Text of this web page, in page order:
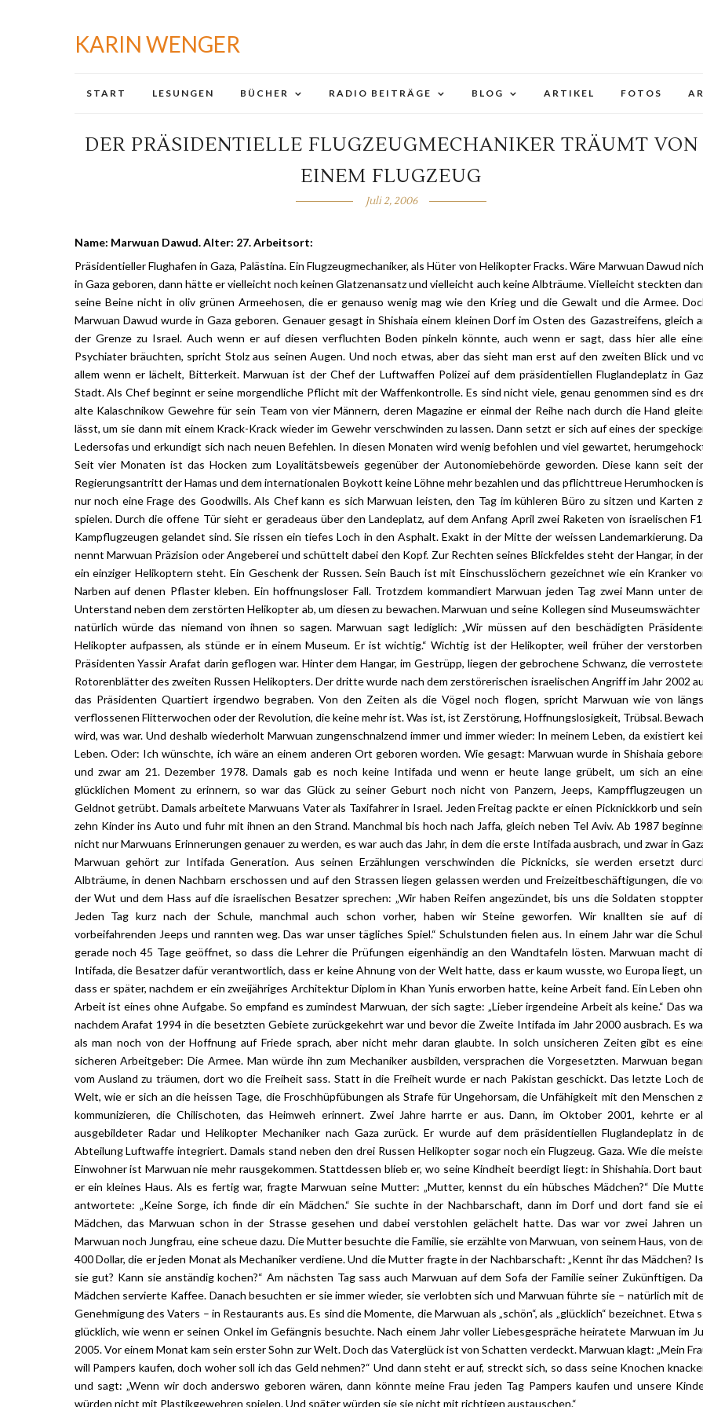
KARIN WENGER
START LESUNGEN BÜCHER RADIO BEITRÄGE BLOG ARTIKEL FOTOS
DER PRÄSIDENTIELLE FLUGZEUGMECHANIKER TRÄUMT VON
EINEM FLUGZEUG
Juli 2, 2006
Name: Marwuan Dawud. Alter: 27. Arbeitsort:
Präsidentieller Flughafen in Gaza, Palästina. Ein Flugzeugmechaniker, als Hüter von Helikopter Fracks. Wäre Marwuan Dawud
in Gaza geboren, dann hätte er vielleicht noch keinen Glatzenansatz und vielleicht auch keine Albträume. Vielleicht steckten
seine Beine nicht in oliv grünen Armeehosen, die er genauso wenig mag wie den Krieg und die Gewalt und die Armee.
Marwuan Dawud wurde in Gaza geboren. Genauer gesagt in Shishaia einem kleinen Dorf im Osten des Gazastreifens, gleich
der Grenze zu Israel. Auch wenn er auf diesen verfluchten Boden pinkeln könnte, auch wenn er sagt, dass hier alle
Psychiater bräuchten, spricht Stolz aus seinen Augen. Und noch etwas, aber das sieht man erst auf den zweiten Blick und
allem wenn er lächelt, Bitterkeit. Marwuan ist der Chef der Luftwaffen Polizei auf dem präsidentiellen Fluglandeplatz in
Stadt. Als Chef beginnt er seine morgendliche Pflicht mit der Waffenkontrolle. Es sind nicht viele, genau genommen sind es
alte Kalaschnikow Gewehre für sein Team von vier Männern, deren Magazine er einmal der Reihe nach durch die Hand
lässt, um sie dann mit einem Krack-Krack wieder im Gewehr verschwinden zu lassen. Dann setzt er sich auf eines der
Ledersofas und erkundigt sich nach neuen Befehlen. In diesen Monaten wird wenig befohlen und viel gewartet,
Seit vier Monaten ist das Hocken zum Loyalitätsbeweis gegenüber der Autonomiebehörde geworden. Diese kann seit
Regierungsantritt der Hamas und dem internationalen Boykott keine Löhne mehr bezahlen und das pflichttreue Herumhocken
nur noch eine Frage des Goodwills. Als Chef kann es sich Marwuan leisten, den Tag im kühleren Büro zu sitzen und Karten
spielen. Durch die offene Tür sieht er geradeaus über den Landeplatz, auf dem Anfang April zwei Raketen von israelischen
Kampflugzeugen gelandet sind. Sie rissen ein tiefes Loch in den Asphalt. Exakt in der Mitte der weissen Landemarkierung.
nennt Marwuan Präzision oder Angeberei und schüttelt dabei den Kopf. Zur Rechten seines Blickfeldes steht der Hangar, in
ein einziger Helikoptern steht. Ein Geschenk der Russen. Sein Bauch ist mit Einschusslöchern gezeichnet wie ein Kranker
Narben auf denen Pflaster kleben. Ein hoffnungsloser Fall. Trotzdem kommandiert Marwuan jeden Tag zwei Mann unter
Unterstand neben dem zerstörten Helikopter ab, um diesen zu bewachen. Marwuan und seine Kollegen sind Museumswächter
natürlich würde das niemand von ihnen so sagen. Marwuan sagt lediglich: „Wir müssen auf den beschädigten
Helikopter aufpassen, als stünde er in einem Museum. Er ist wichtig.“ Wichtig ist der Helikopter, weil früher der
Präsidenten Yassir Arafat darin geflogen war. Hinter dem Hangar, im Gestrüpp, liegen der gebrochene Schwanz, die
Rotorenblätter des zweiten Russen Helikopters. Der dritte wurde nach dem zerstörerischen israelischen Angriff im Jahr 2002
das Präsidenten Quartiert irgendwo begraben. Von den Zeiten als die Vögel noch flogen, spricht Marwuan wie von
verflossenen Flitterwochen oder der Revolution, die keine mehr ist. Was ist, ist Zerstörung, Hoffnungslosigkeit, Trübsal.
wird, was war. Und deshalb wiederholt Marwuan zungenschnalzend immer und immer wieder: In meinem Leben, da existiert
Leben. Oder: Ich wünschte, ich wäre an einem anderen Ort geboren worden. Wie gesagt: Marwuan wurde in Shishaia
und zwar am 21. Dezember 1978. Damals gab es noch keine Intifada und wenn er heute lange grübelt, um sich an
glücklichen Moment zu erinnern, so war das Glück zu seiner Geburt noch nicht von Panzern, Jeeps, Kampfflugzeugen
Geldnot getrübt. Damals arbeitete Marwuans Vater als Taxifahrer in Israel. Jeden Freitag packte er einen Picknickkorb und
zehn Kinder ins Auto und fuhr mit ihnen an den Strand. Manchmal bis hoch nach Jaffa, gleich neben Tel Aviv. Ab 1987
nicht nur Marwuans Erinnerungen genauer zu werden, es war auch das Jahr, in dem die erste Intifada ausbrach, und zwar in
Marwuan gehört zur Intifada Generation. Aus seinen Erzählungen verschwinden die Picknicks, sie werden ersetzt
Albträume, in denen Nachbarn erschossen und auf den Strassen liegen gelassen werden und Freizeitbeschäftigungen, die
der Wut und dem Hass auf die israelischen Besatzer sprechen: „Wir haben Reifen angezündet, bis uns die Soldaten
Jeden Tag kurz nach der Schule, manchmal auch schon vorher, haben wir Steine geworfen. Wir knallten sie auf
vorbeifahrenden Jeeps und rannten weg. Das war unser tägliches Spiel.“ Schulstunden fielen aus. In einem Jahr war die
gerade noch 45 Tage geöffnet, so dass die Lehrer die Prüfungen eigenhändig an den Wandtafeln lösten. Marwuan macht
Intifada, die Besatzer dafür verantwortlich, dass er keine Ahnung von der Welt hatte, dass er kaum wusste, wo Europa liegt,
dass er später, nachdem er ein zweijähriges Architektur Diplom in Khan Yunis erworben hatte, keine Arbeit fand. Ein Leben
Arbeit ist eines ohne Aufgabe. So empfand es zumindest Marwuan, der sich sagte: „Lieber irgendeine Arbeit als keine.“ Das
nachdem Arafat 1994 in die besetzten Gebiete zurückgekehrt war und bevor die Zweite Intifada im Jahr 2000 ausbrach. Es
als man noch von der Hoffnung auf Friede sprach, aber nicht mehr daran glaubte. In solch unsicheren Zeiten gibt es
sicheren Arbeitgeber: Die Armee. Man würde ihn zum Mechaniker ausbilden, versprachen die Vorgesetzten. Marwuan
vom Ausland zu träumen, dort wo die Freiheit sass. Statt in die Freiheit wurde er nach Pakistan geschickt. Das letzte Loch
Welt, wie er sich an die heissen Tage, die Froschhüpfübungen als Strafe für Ungehorsam, die Unfähigkeit mit den Menschen
kommunizieren, die Chilischoten, das Heimweh erinnert. Zwei Jahre harrte er aus. Dann, im Oktober 2001, kehrte er
ausgebildeter Radar und Helikopter Mechaniker nach Gaza zurück. Er wurde auf dem präsidentiellen Fluglandeplatz in
Abteilung Luftwaffe integriert. Damals stand neben den drei Russen Helikopter sogar noch ein Flugzeug. Gaza. Wie die
Einwohner ist Marwuan nie mehr rausgekommen. Stattdessen blieb er, wo seine Kindheit beerdigt liegt: in Shishahia. Dort
er ein kleines Haus. Als es fertig war, fragte Marwuan seine Mutter: „Mutter, kennst du ein hübsches Mädchen?“ Die
antwortete: „Keine Sorge, ich finde dir ein Mädchen.“ Sie suchte in der Nachbarschaft, dann im Dorf und dort fand sie
Mädchen, das Marwuan schon in der Strasse gesehen und dabei verstohlen gelächelt hatte. Das war vor zwei Jahren
Marwuan noch Jungfrau, eine scheue dazu. Die Mutter besuchte die Familie, sie erzählte von Marwuan, von seinem Haus, von
400 Dollar, die er jeden Monat als Mechaniker verdiene. Und die Mutter fragte in der Nachbarschaft: „Kennt ihr das Mädchen?
sie gut? Kann sie anständig kochen?“ Am nächsten Tag sass auch Marwuan auf dem Sofa der Familie seiner Zukünftigen.
Mädchen servierte Kaffee. Danach besuchten er sie immer wieder, sie verlobten sich und Marwuan führte sie – natürlich mit
Genehmigung des Vaters – in Restaurants aus. Es sind die Momente, die Marwuan als „schön“, als „glücklich“ bezeichnet. Etwa
glücklich, wie wenn er seinen Onkel im Gefängnis besuchte. Nach einem Jahr voller Liebesgespräche heiratete Marwuan im
2005. Vor einem Monat kam sein erster Sohn zur Welt. Doch das Vaterglück ist von Schatten verdeckt. Marwuan klagt: „Mein
will Pampers kaufen, doch woher soll ich das Geld nehmen?“ Und dann steht er auf, streckt sich, so dass seine Knochen
und sagt: „Wenn wir doch anderswo geboren wären, dann könnte meine Frau jeden Tag Pampers kaufen und unsere
würden nicht mit Plastikgewehren spielen. Und später würden sie sie nicht mit richtigen austauschen.“